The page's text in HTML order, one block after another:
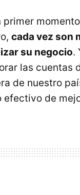
primer
cada vez son
su negocio.
las cuentas
de nuestro
efectivo de